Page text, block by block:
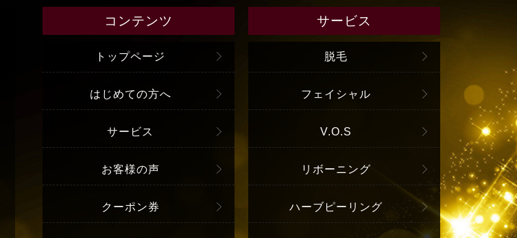
コンテンツ
トップページ
はじめての方へ
サービス
お客様の声
クーポン券
サービス
脱毛
フェイシャル
V.O.S
リボーニング
ハーブピーリング